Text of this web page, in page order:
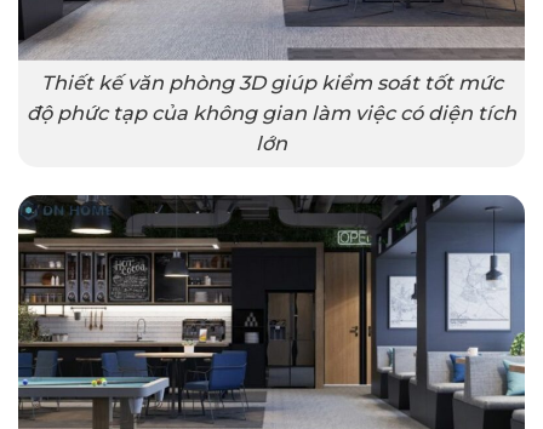
Thiết kế văn phòng 3D giúp kiểm soát tốt mức
độ phức tạp của không gian làm việc có diện tích
lớn